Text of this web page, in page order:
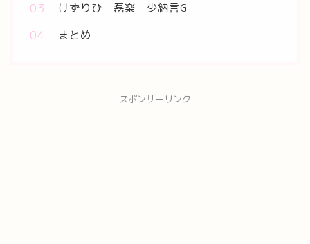
けずりひ 磊楽 少納言G
まとめ
スポンサーリンク